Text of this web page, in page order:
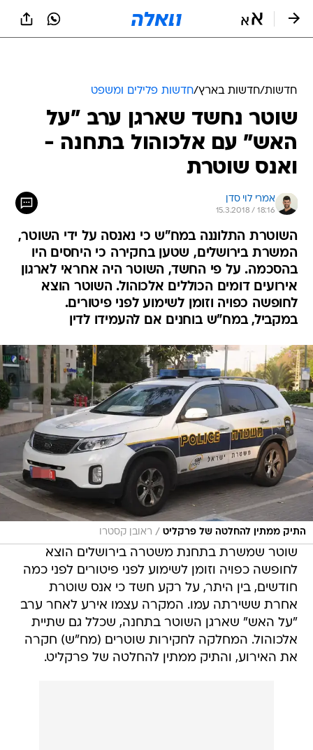
חדשות/חדשות בארץ/חדשות פלילים ומשפט
שוטר נחשד שארגן ערב "על
האש" עם אלכוהול בתחנה -
ואנס שוטרת
אמרי לוי סדן
15.3.2018 / 18:16
השוטרת התלוננה במח"ש כי נאנסה על ידי השוטר,
המשרת בירושלים, שטען בחקירה כי היחסים היו
בהסכמה. על פי החשד, השוטר היה אחראי לארגון
אירועים דומים הכוללים אלכוהול. השוטר הוצא
לחופשה כפויה וזומן לשימוע לפני פיטורים.
במקביל, במח"ש בוחנים אם להעמידו לדין
התיק ממתין להחלטה של פרקליט / ראובן קסטרו
שוטר שמשרת בתחנת משטרה בירושלים הוצא
לחופשה כפויה וזומן לשימוע לפני פיטורים לפני כמה
חודשים, בין היתר, על רקע חשד כי אנס שוטרת
אחרת ששירתה עמו. המקרה עצמו אירע לאחר ערב
"על האש" שארגן השוטר בתחנה, שכלל גם שתיית
אלכוהול. המחלקה לחקירות שוטרים (מח"ש) חקרה
את האירוע, והתיק ממתין להחלטה של פרקליט.